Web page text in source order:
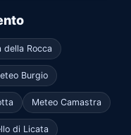
della Rocca
Burgio
Meteo Camastra
di Licata